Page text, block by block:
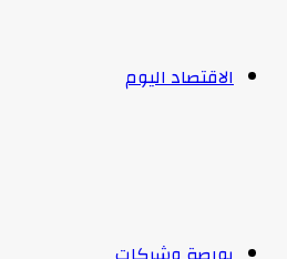
الاقتصاد اليوم